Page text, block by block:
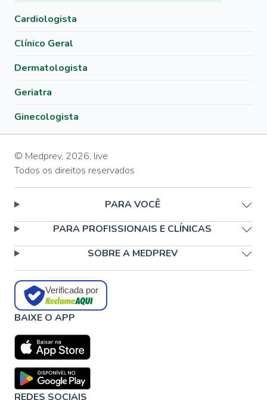
Cardiologista
Clínico Geral
Dermatologista
Geriatra
Ginecologista
© Medprev, 2026, live
Todos os direitos reservados
PARA VOCÊ
PARA PROFISSIONAIS E CLÍNICAS
SOBRE A MEDPREV
Verificada por
BAIXE O APP
REDES SOCIAIS